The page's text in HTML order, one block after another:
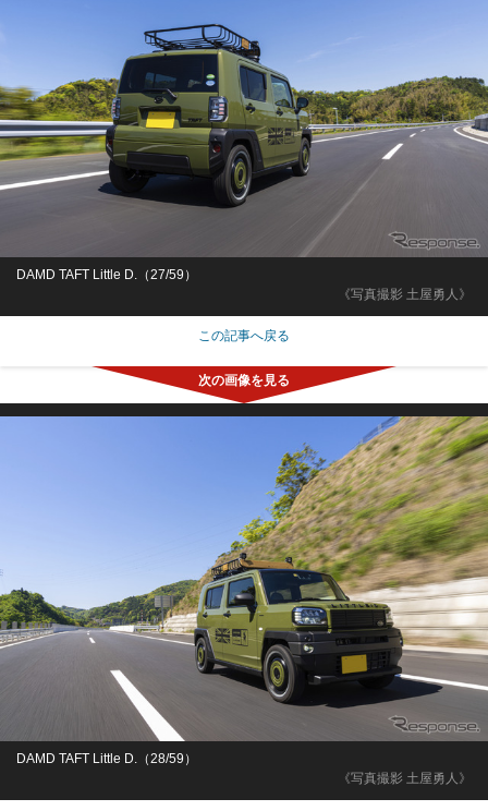
《写真撮影 土屋勇人》
DAMD TAFT Little D.（27/59）
この記事へ戻る
《写真撮影 土屋勇人》
DAMD TAFT Little D.（28/59）